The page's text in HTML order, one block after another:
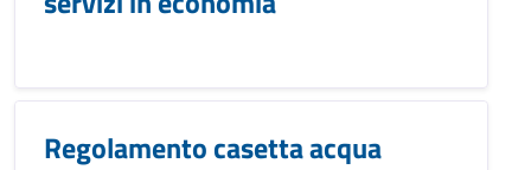
Regolamento casetta acqua